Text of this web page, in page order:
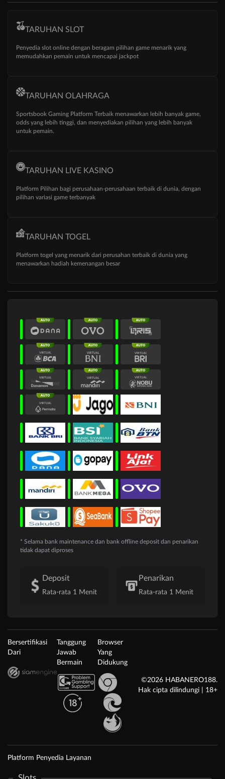
TARUHAN SLOT
Penyedia slot online dengan beragam pilihan game menarik yang
memudahkan pemain untuk mencapai jackpot
TARUHAN OLAHRAGA
Sportsbook Gaming Platform Terbaik menawarkan lebih banyak game,
odds yang lebih tinggi, dan menyediakan pilihan yang lebih banyak
untuk pemain.
TARUHAN LIVE KASINO
Platform Pilihan bagi perusahaan-perusahaan terbaik di dunia, dengan
pilihan variasi game terbanyak
TARUHAN TOGEL
Platform togel yang menarik dari perusahan terbaik di dunia yang
menawarkan hadiah kemenangan besar
* Selama bank maintenance dan bank offline deposit dan penarikan
tidak dapat diproses
Deposit
Rata-rata 1 Menit
Penarikan
Rata-rata 1 Menit
Bersertifikasi
Dari
Tanggung
Jawab
Bermain
Browser
Yang
Didukung
©2026 HABANERO188.
Hak cipta dilindungi | 18+
Platform Penyedia Layanan